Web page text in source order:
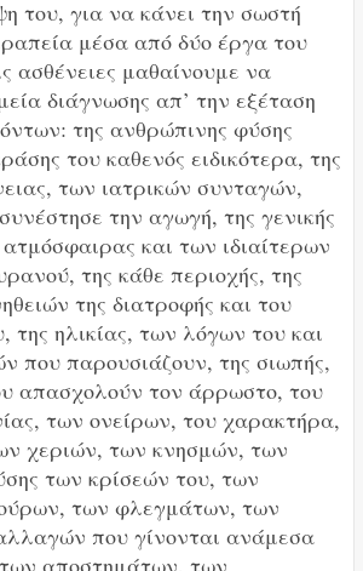
του, για να κάνει την σωστή
μέσα από δύο έργα του
ασθένειες μαθαίνουμε να
διάγνωσης απ’ την εξέταση
της ανθρώπινης φύσης
του καθενός ειδικότερα, της
των ιατρικών συνταγών,
την αγωγή, της γενικής
και των ιδιαίτερων
της κάθε περιοχής, της
της διατροφής και του
της ηλικίας, των λόγων του και
που παρουσιάζουν, της σιωπής,
απασχολούν τον άρρωστο, του
των ονείρων, του χαρακτήρα,
χεριών, των κνησμών, των
των κρίσεών του, των
των φλεγμάτων, των
που γίνονται ανάμεσα
των αποστημάτων, των